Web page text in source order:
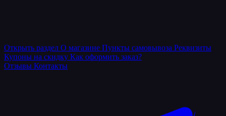
Открыть раздел О магазине Пункты самовывоза Реквизиты
Купоны на скидку Как оформить заказ?
Отзывы Контакты